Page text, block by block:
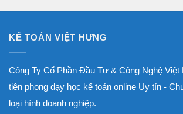
KẾ TOÁN VIỆT HƯNG
Công Ty Cổ Phần Đầu Tư & Công Nghệ
tiên phong dạy học kế toán online Uy tín -
loại hình doanh nghiệp.